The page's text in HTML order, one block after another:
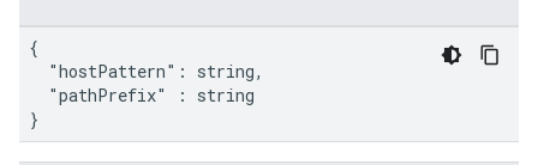
{
  "hostPattern": string,
  "pathPrefix" : string
}